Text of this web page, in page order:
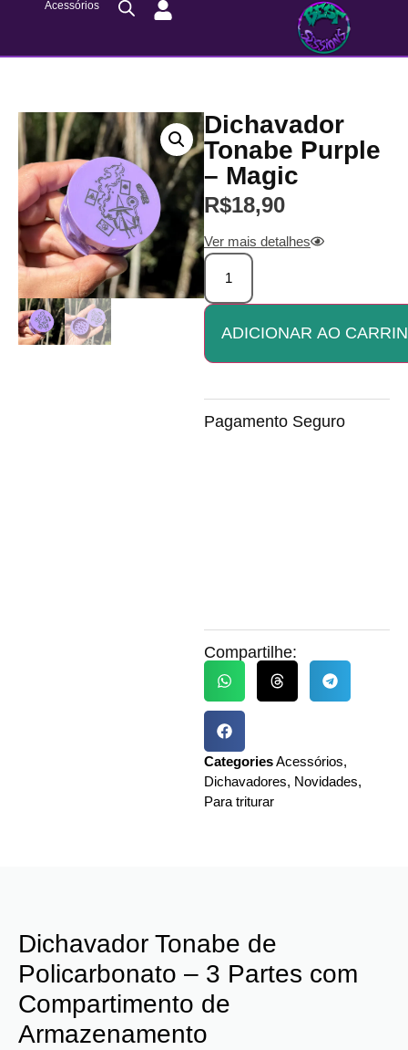
Acessórios
Dichavador
Tonabe Purple
– Magic
R$18,90
Pagamento Seguro
Compartilhe:
CategoriesAcessórios,
Dichavadores, Novidades,
Para triturar
Ver mais detalhes
ADICIONAR AO
Dichavador Tonabe de
Policarbonato – 3 Partes com
Compartimento de
Armazenamento